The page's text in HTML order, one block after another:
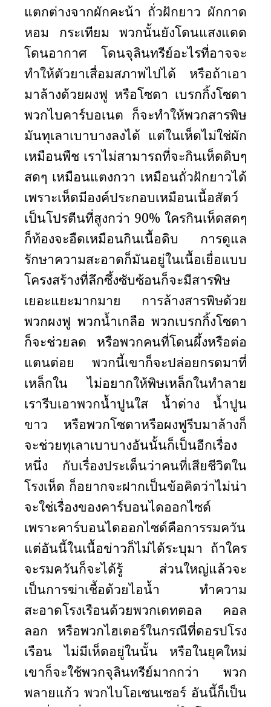
แตกต่างจากผักคะน้า ถั่วฝักยาว ผักกาด
หอม กระเทียม พวกนั้นยังโดนแสงแดด
โดนอากาศ โดนจุลินทรีย์อะไรที่อาจจะ
ทำให้ตัวยาเสื่อมสภาพไปได้ หรือถ้าเอา
มาล้างด้วยผงฟู หรือโซดา เบรกกิ้งโซดา
พวกไบคาร์บอเนต ก็จะทำให้พวกสารพิษ
มันทุเลาเบาบางลงได้ แต่ในเห็ดไม่ใช่ผัก
เหมือนพืช เราไม่สามารถที่จะกินเห็ดดิบๆ
สดๆ เหมือนแตงกวา เหมือนถั่วฝักยาวได้
เพราะเห็ดมีองค์ประกอบเหมือนเนื้อสัตว์
เป็นโปรตีนที่สูงกว่า 90% ใครกินเห็ดสดๆ
ก็ท้องจะอืดเหมือนกินเนื้อดิบ การดูแล
รักษาความสะอาดก็มันอยู่ในเนื้อเยื่อแบบ
โครงสร้างที่ลึกซึ้งซับซ้อนก็จะมีสารพิษ
เยอะแยะมากมาย การล้างสารพิษด้วย
พวกผงฟู พวกน้ำเกลือ พวกเบรกกิ้งโซดา
ก็จะช่วยลด หรือพวกคนที่โดนผึ้งหรือต่อ
แตนต่อย พวกนี้เขาก็จะปล่อยกรดมาที่
เหล็กใน ไม่อยากให้พิษเหล็กในทำลาย
เรารีบเอาพวกน้ำปูนใส น้ำด่าง น้ำปูน
ขาว หรือพวกโซดาหรือผงฟูรีบมาล้างก็
จะช่วยทุเลาเบาบางอันนั้นก็เป็นอีกเรื่อง
หนึ่ง กับเรื่องประเด็นว่าคนที่เสียชีวิตใน
โรงเห็ด ก็อยากจะฝากเป็นข้อคิดว่าไม่น่า
จะใช่เรื่องของคาร์บอนไดออกไซด์
เพราะคาร์บอนไดออกไซด์คือการรมควัน
แต่อันนี้ในเนื้อข่าวก็ไม่ได้ระบุมา ถ้าใคร
จะรมควันก็จะได้รู้ ส่วนใหญ่แล้วจะ
เป็นการฆ่าเชื้อด้วยไอน้ำ ทำความ
สะอาดโรงเรือนด้วยพวกเดทตอล คอล
ลอก หรือพวกไฮเตอร์ในกรณีที่ดอรปโรง
เรือน ไม่มีเห็ดอยู่ในนั้น หรือในยุคใหม่
เขาก็จะใช้พวกจุลินทรีย์มากกว่า พวก
พลายแก้ว พวกไบโอเซนเซอร์ อันนี้ก็เป็น